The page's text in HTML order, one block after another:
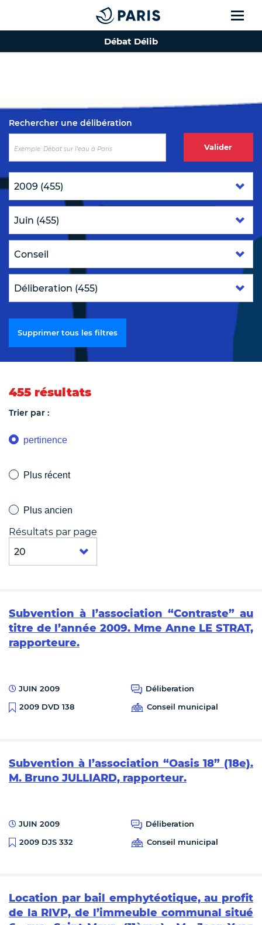
Top of the page
Débat Délib
Rechercher une délibération
Valider
Supprimer tous les filtres
455 résultats
Trier par :
pertinence
Plus récent
Plus ancien
Résultats par page
Subvention à l’association “Contraste” au
titre de l’année 2009. Mme Anne LE STRAT,
rapporteure.
JUIN 2009
Déliberation
2009 DVD 138
Conseil municipal
Subvention à l’association “Oasis 18” (18e).
M. Bruno JULLIARD, rapporteur.
JUIN 2009
Déliberation
2009 DJS 332
Conseil municipal
Location par bail emphytéotique, au profit
de la RIVP, de l’immeuble communal situé